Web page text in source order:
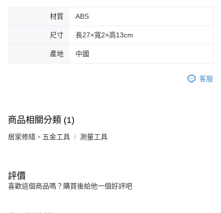
材質 ABS
尺寸 長27×寬2×高13cm
產地 中國
客服
商品相關分類 (1)
居家修繕、五金工具 測量工具
評價
喜歡這個商品嗎？購買後給他一個好評吧